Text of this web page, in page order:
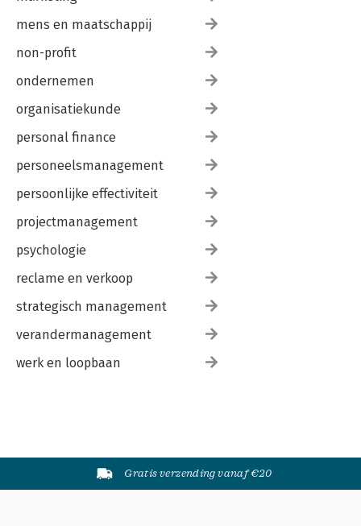
mens en maatschappij
non-profit
ondernemen
organisatiekunde
personal finance
personeelsmanagement
persoonlijke effectiviteit
projectmanagement
psychologie
reclame en verkoop
strategisch management
verandermanagement
werk en loopbaan
Gratis verzending vanaf €20